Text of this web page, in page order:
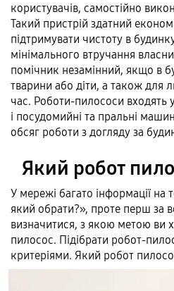
користувачів, самостійно
Такий пристрій здатний
підтримувати чистоту в
мінімального втручання
помічник незамінний, якщо в
тварини або діти, а також для
час. Роботи-пилососи входять
і посудомийні та пральні
обсяг роботи з догляду за
Який робот
У мережі багато інформації на
який обрати?», проте перш за
визначитися, з якою метою ви
пилосос. Підібрати робот-
критеріями. Який робот